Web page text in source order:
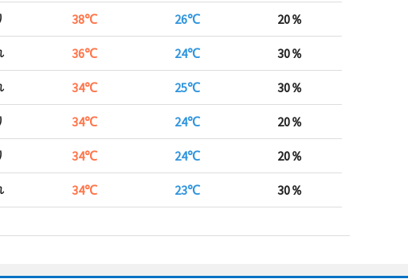
38℃ 26℃ 20％
36℃ 24℃ 30％
34℃ 25℃ 30％
34℃ 24℃ 20％
34℃ 24℃ 20％
34℃ 23℃ 30％